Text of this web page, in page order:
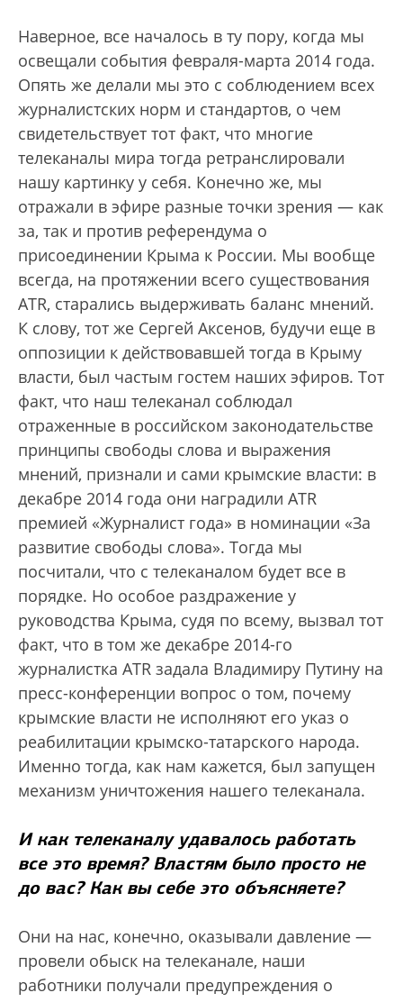
Наверное, все началось в ту пору, когда мы
освещали события февраля-марта 2014 года.
Опять же делали мы это с соблюдением всех
журналистских норм и стандартов, о чем
свидетельствует тот факт, что многие
телеканалы мира тогда ретранслировали
нашу картинку у себя. Конечно же, мы
отражали в эфире разные точки зрения — как
за, так и против референдума о
присоединении Крыма к России. Мы вообще
всегда, на протяжении всего существования
ATR, старались выдерживать баланс мнений.
К слову, тот же Сергей Аксенов, будучи еще в
оппозиции к действовавшей тогда в Крыму
власти, был частым гостем наших эфиров. Тот
факт, что наш телеканал соблюдал
отраженные в российском законодательстве
принципы свободы слова и выражения
мнений, признали и сами крымские власти: в
декабре 2014 года они наградили ATR
премией «Журналист года» в номинации «За
развитие свободы слова». Тогда мы
посчитали, что с телеканалом будет все в
порядке. Но особое раздражение у
руководства Крыма, судя по всему, вызвал тот
факт, что в том же декабре 2014-го
журналистка ATR задала Владимиру Путину на
пресс-конференции вопрос о том, почему
крымские власти не исполняют его указ о
реабилитации крымско-татарского народа.
Именно тогда, как нам кажется, был запущен
механизм уничтожения нашего телеканала.
И как телеканалу удавалось работать
все это время? Властям было просто не
до вас? Как вы себе это объясняете?
Они на нас, конечно, оказывали давление —
провели обыск на телеканале, наши
работники получали предупреждения о